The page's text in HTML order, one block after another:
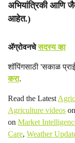
अभियांत्रिकी आणि
आहेत.)
ॲग्रोवनचेसदस्य व्हा
शॉपिंगसाठी 'सकाळ
करा.
Read the Latest
Agriculture videos
on Market
Care, Weather